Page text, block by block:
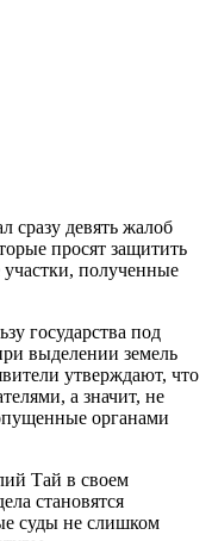
сразу девять жалоб
просят защитить
участки, полученные
государства под
выделении земель
утверждают, что
а значит, не
органами
Тай в своем
становятся
суды не слишком